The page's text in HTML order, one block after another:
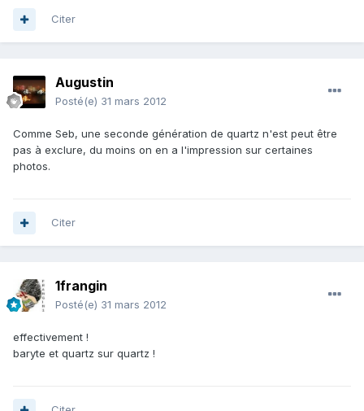
Citer
Augustin
Posté(e) 31 mars 2012
Comme Seb, une seconde génération de quartz n'est peut être
pas à exclure, du moins on en a l'impression sur certaines
photos.
Citer
1frangin
Posté(e) 31 mars 2012
effectivement !
baryte et quartz sur quartz !